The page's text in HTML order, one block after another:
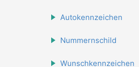
Autokennzeichen
Nummernschild
Wunschkennzeichen